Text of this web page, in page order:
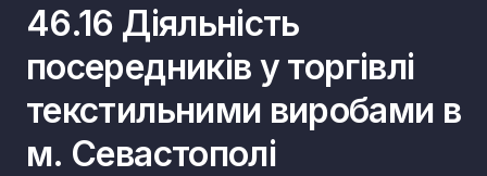
46.16 Діяльність
посередників у торгівлі
текстильними виробами в
м. Севастополі